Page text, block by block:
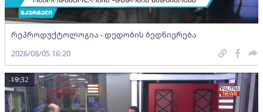
რეპროდუქტოლოგია - დედობის ბედნიერება
2026/08/05 16:20
19:32